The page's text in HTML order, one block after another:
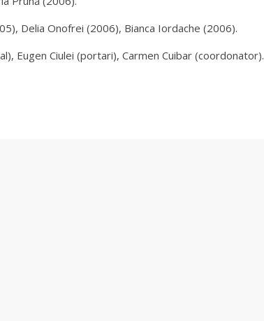
Delia Onofrei (2006), Bianca Iordache (2006).
Eugen Ciulei (portari), Carmen Cuibar (coordonator).